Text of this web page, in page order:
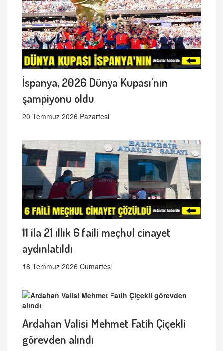
İspanya, 2026 Dünya Kupası'nın
şampiyonu oldu
20 Temmuz 2026 Pazartesi
11 ila 21 ıllık 6 faili meçhul cinayet
aydınlatıldı
18 Temmuz 2026 Cumartesi
Ardahan Valisi Mehmet Fatih Çiçekli
görevden alındı